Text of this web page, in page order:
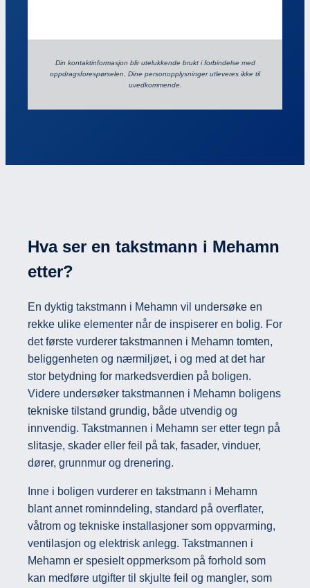
Din kontaktinformasjon blir utelukkende brukt i forbindelse med
oppdrags­forespørselen. Dine person­­opplysninger utleveres ikke til
uvedkommende.
Hva ser en takstmann i Mehamn
etter?
En dyktig takstmann i Mehamn vil undersøke en
rekke ulike elementer når de inspiserer en bolig. For
det første vurderer takstmannen i Mehamn tomten,
beliggenheten og nærmiljøet, i og med at det har
stor betydning for markedsverdien på boligen.
Videre undersøker takstmannen i Mehamn boligens
tekniske tilstand grundig, både utvendig og
innvendig. Takstmannen i Mehamn ser etter tegn på
slitasje, skader eller feil på tak, fasader, vinduer,
dører, grunnmur og drenering.
Inne i boligen vurderer en takstmann i Mehamn
blant annet rominndeling, standard på overflater,
våtrom og tekniske installasjoner som oppvarming,
ventilasjon og elektrisk anlegg. Takstmannen i
Mehamn er spesielt oppmerksom på forhold som
kan medføre utgifter til skjulte feil og mangler, som